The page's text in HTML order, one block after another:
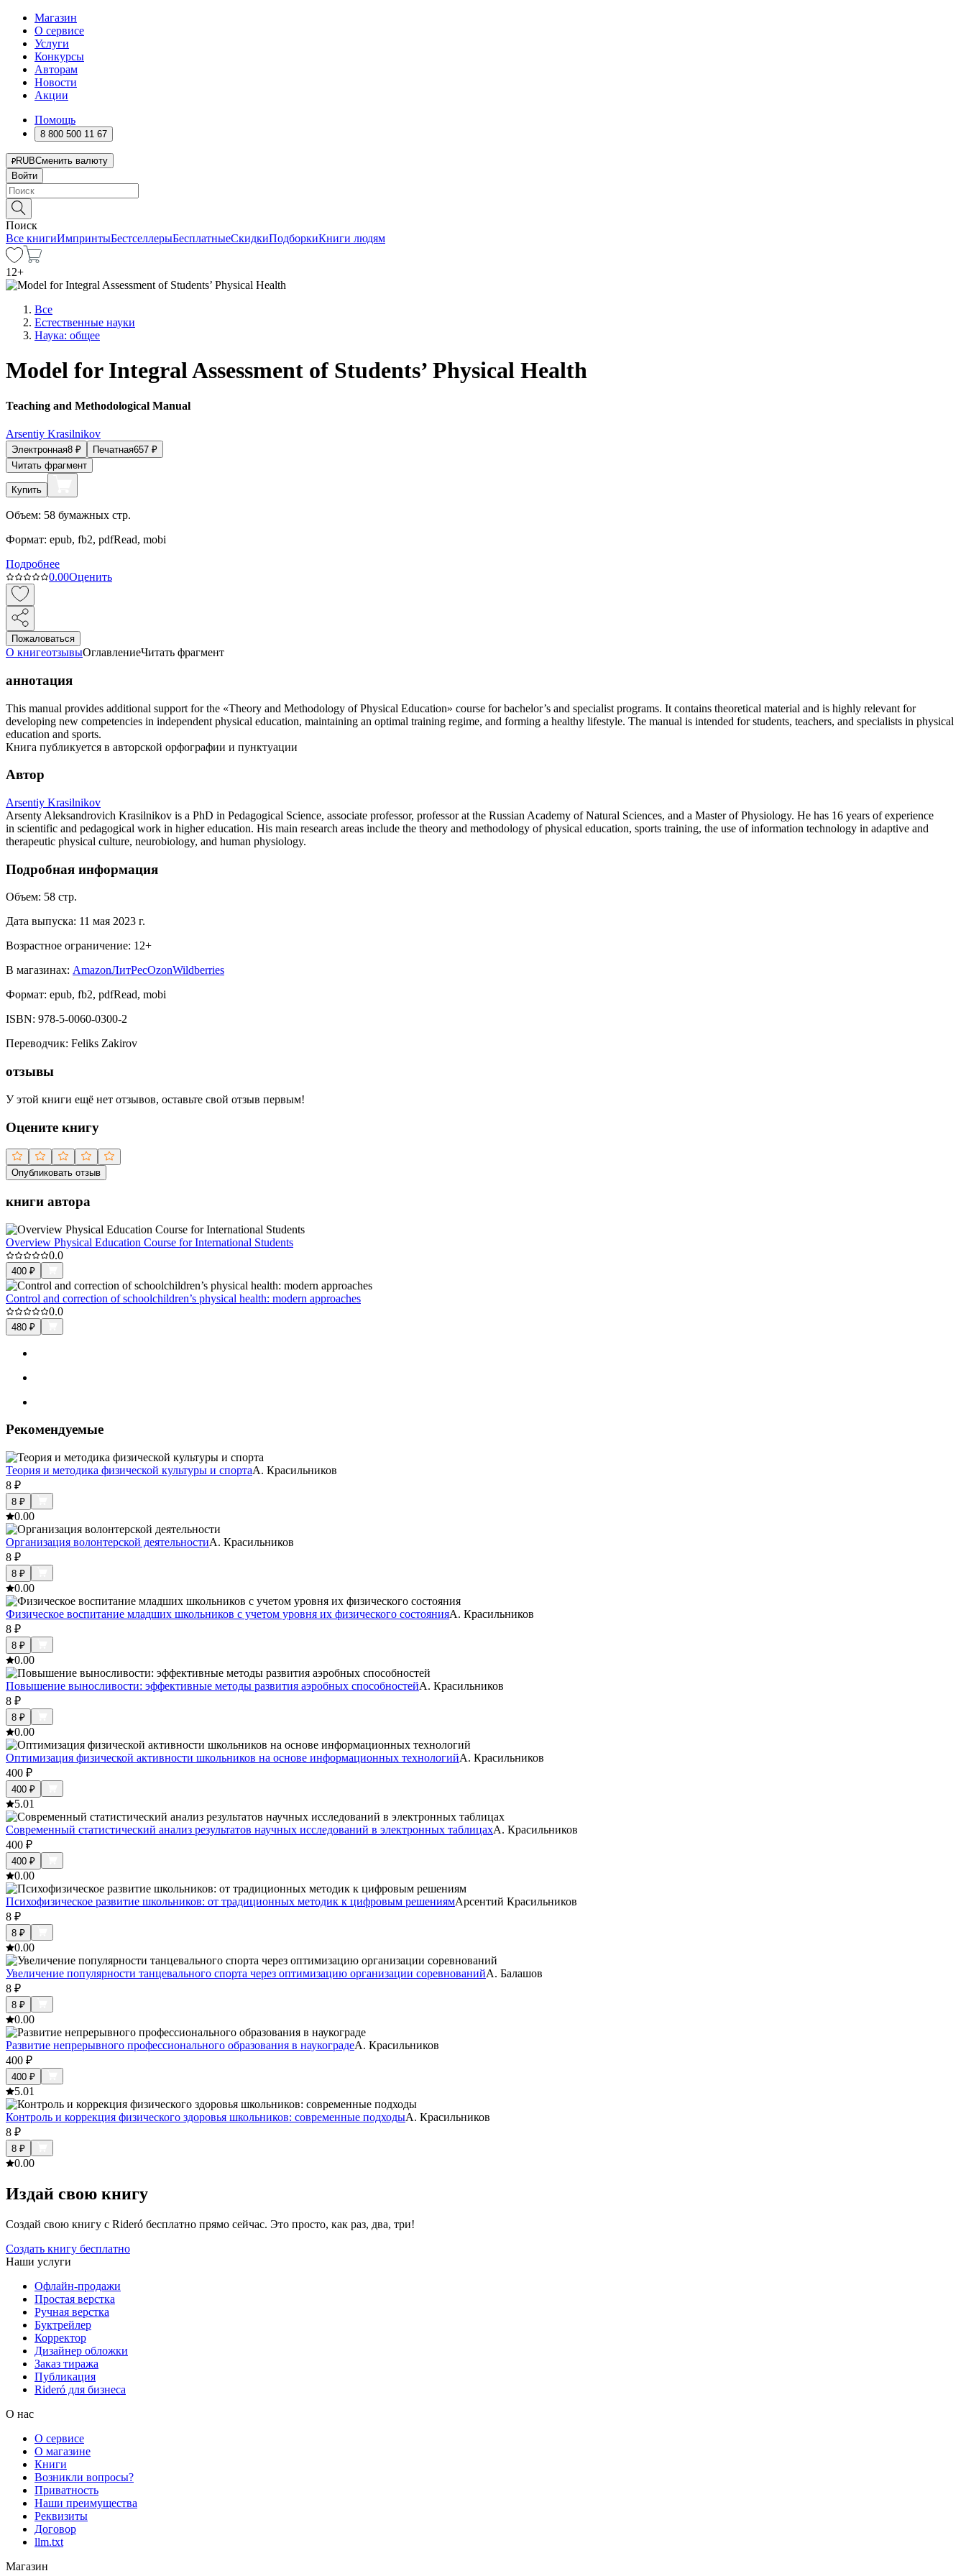
Магазин
О сервисе
Услуги
Конкурсы
Авторам
Новости
Акции
Помощь
8 800 500 11 67
RUBСменить валюту
Войти
Поиск
Все книгиИмпринтыБестселлерыБесплатныеСкидкиПодборкиКниги людям
12+
Все
Естественные науки
Наука: общее
Model for Integral Assessment of Students’ Physical Health
Teaching and Methodological Manual
Arsentiy Krasilnikov
Электронная8 ₽ Печатная657 ₽
Читать фрагмент
Купить
Объем: 58 бумажных стр.
Формат: epub, fb2, pdfRead, mobi
Подробнее
0.00Оценить
Пожаловаться
О книгеотзывыОглавлениеЧитать фрагмент
аннотация
This manual provides additional support for the «Theory and Methodology of Physical Education» course for bachelor’s and specialist programs. It contains theoretical material and is highly relevant for
developing new competencies in independent physical education, maintaining an optimal training regime, and forming a healthy lifestyle. The manual is intended for students, teachers, and specialists in physical
education and sports.
Книга публикуется в авторской орфографии и пунктуации
Автор
Arsentiy Krasilnikov
Arsenty Aleksandrovich Krasilnikov is a PhD in Pedagogical Science, associate professor, professor at the Russian Academy of Natural Sciences, and a Master of Physiology. He has 16 years of experience
in scientific and pedagogical work in higher education. His main research areas include the theory and methodology of physical education, sports training, the use of information technology in adaptive and
therapeutic physical culture, neurobiology, and human physiology.
Подробная информация
Объем: 58 стр.
Дата выпуска: 11 мая 2023 г.
Возрастное ограничение: 12+
В магазинах: AmazonЛитРесOzonWildberries
Формат: epub, fb2, pdfRead, mobi
ISBN: 978-5-0060-0300-2
Переводчик: Feliks Zakirov
отзывы
У этой книги ещё нет отзывов, оставьте свой отзыв первым!
Оцените книгу
Опубликовать отзыв
книги автора
Overview Physical Education Course for International Students
0.0
400 ₽
Control and correction of schoolchildren’s physical health: modern approaches
0.0
480 ₽
Рекомендуемые
Теория и методика физической культуры и спортаА. Красильников
8 ₽
8 ₽
0.00
Организация волонтерской деятельностиА. Красильников
8 ₽
8 ₽
0.00
Физическое воспитание младших школьников с учетом уровня их физического состоянияА. Красильников
8 ₽
8 ₽
0.00
Повышение выносливости: эффективные методы развития аэробных способностейА. Красильников
8 ₽
8 ₽
0.00
Оптимизация физической активности школьников на основе информационных технологийА. Красильников
400 ₽
400 ₽
5.01
Современный статистический анализ результатов научных исследований в электронных таблицахА. Красильников
400 ₽
400 ₽
0.00
Психофизическое развитие школьников: от традиционных методик к цифровым решениямАрсентий Красильников
8 ₽
8 ₽
0.00
Увеличение популярности танцевального спорта через оптимизацию организации соревнованийА. Балашов
8 ₽
8 ₽
0.00
Развитие непрерывного профессионального образования в наукоградеА. Красильников
400 ₽
400 ₽
5.01
Контроль и коррекция физического здоровья школьников: современные подходыА. Красильников
8 ₽
8 ₽
0.00
Издай свою книгу
Создай свою книгу с Rideró бесплатно прямо сейчас. Это просто, как раз, два, три!
Создать книгу бесплатно
Наши услуги
Офлайн-продажи
Простая верстка
Ручная верстка
Буктрейлер
Корректор
Дизайнер обложки
Заказ тиража
Публикация
Rideró для бизнеса
О нас
О сервисе
О магазине
Книги
Возникли вопросы?
Приватность
Наши преимущества
Реквизиты
Договор
llm.txt
Магазин